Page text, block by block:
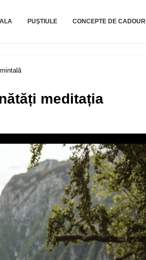
PUŞTIULE CONCEPTE DE CADOURI
meditația